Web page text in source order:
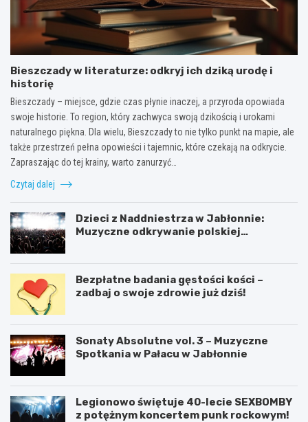
Bieszczady w literaturze: odkryj ich dziką urodę i
historię
Bieszczady – miejsce, gdzie czas płynie inaczej, a przyroda opowiada
swoje historie. To region, który zachwyca swoją dzikością i urokami
naturalnego piękna. Dla wielu, Bieszczady to nie tylko punkt na mapie, ale
także przestrzeń pełna opowieści i tajemnic, które czekają na odkrycie.
Zapraszając do tej krainy, warto zanurzyć…
Czytaj dalej
Dzieci z Naddniestrza w Jabłonnie:
Muzyczne odkrywanie polskiej
Bezpłatne badania gęstości kości –
zadbaj o swoje zdrowie już dziś!
Sonaty Absolutne vol. 3 – Muzyczne
Spotkania w Pałacu w Jabłonnie
Legionowo świętuje 40-lecie SEXBOMBY
z potężnym koncertem punk rockowym!